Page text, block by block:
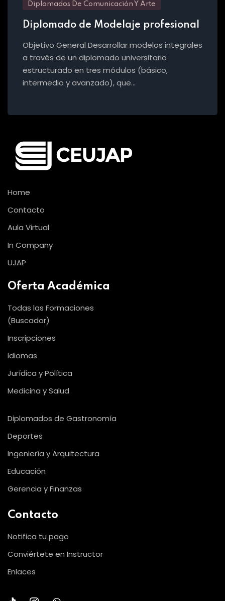
Diplomados De Comunicación Y Arte
Diplomado de Modelaje profesional
Objetivo General Desarrollar modelos integrales
a través de un diplomado universitario
estructurado en tres módulos (básico,
intermedio y avanzado), que…
Home
Contacto
Aula Virtual
In Company
UJAP
Oferta Académica
Todas las Formaciones
(Buscador)
Inscripciones
Idiomas
Jurídica y Política
Medicina y Salud
Diplomados de Gastronomía
Deportes
Ingeniería y Arquitectura
Educación
Gerencia y Finanzas
Contacto
Notifica tu pago
Conviértete en Instructor
Enlaces